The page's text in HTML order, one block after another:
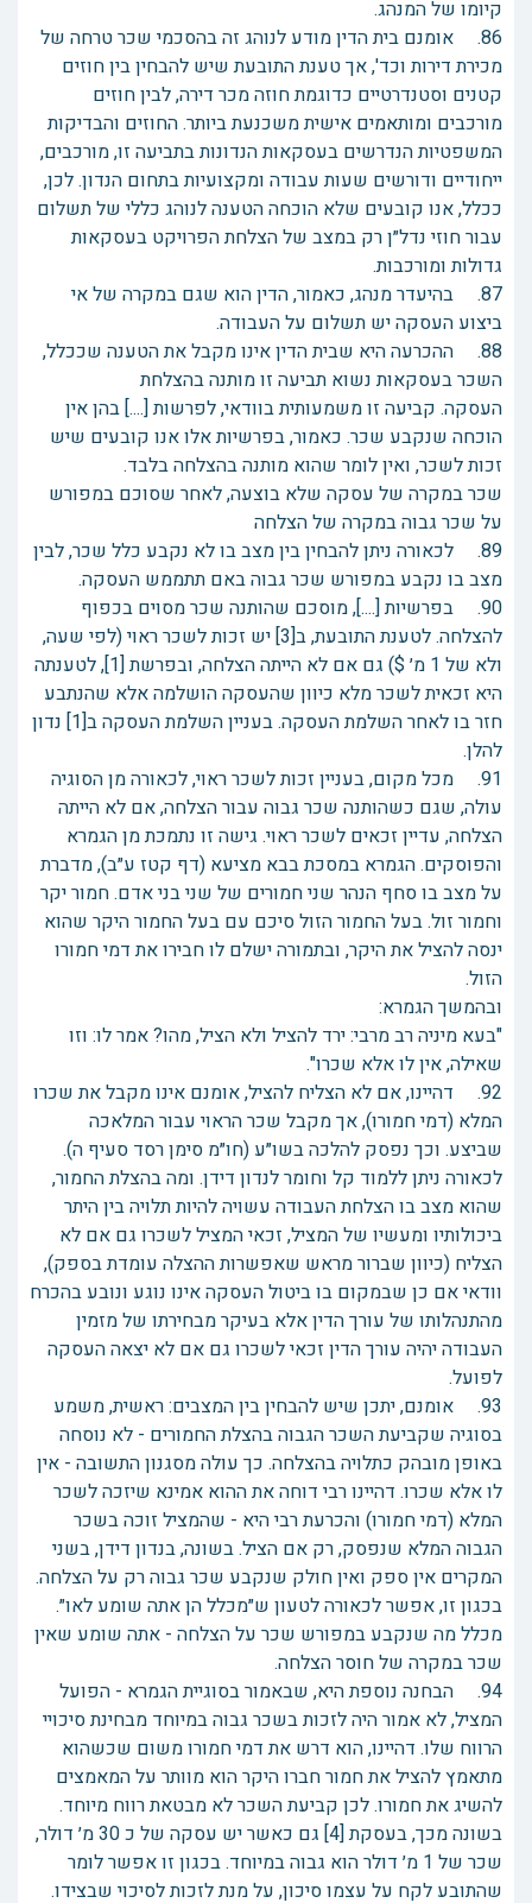
קיומו של המנהג.
86. אומנם בית הדין מודע לנוהג זה בהסכמי שכר טרחה של
מכירת דירות וכד', אך טענת התובעת שיש להבחין בין חוזים
קטנים וסטנדרטיים כדוגמת חוזה מכר דירה, לבין חוזים
מורכבים ומותאמים אישית משכנעת ביותר. החוזים והבדיקות
המשפטיות הנדרשים בעסקאות הנדונות בתביעה זו, מורכבים,
ייחודיים ודורשים שעות עבודה ומקצועיות בתחום הנדון. לכן,
ככלל, אנו קובעים שלא הוכחה הטענה לנוהג כללי של תשלום
עבור חוזי נדל״ן רק במצב של הצלחת הפרויקט בעסקאות
גדולות ומורכבות.
87. בהיעדר מנהג, כאמור, הדין הוא שגם במקרה של אי
ביצוע העסקה יש תשלום על העבודה.
88. ההכרעה היא שבית הדין אינו מקבל את הטענה שככלל,
השכר בעסקאות נשוא תביעה זו מותנה בהצלחת
העסקה. קביעה זו משמעותית בוודאי, לפרשות [....] בהן אין
הוכחה שנקבע שכר. כאמור, בפרשיות אלו אנו קובעים שיש
זכות לשכר, ואין לומר שהוא מותנה בהצלחה בלבד.
שכר במקרה של עסקה שלא בוצעה, לאחר שסוכם במפורש
על שכר גבוה במקרה של הצלחה
89. לכאורה ניתן להבחין בין מצב בו לא נקבע כלל שכר, לבין
מצב בו נקבע במפורש שכר גבוה באם תתממש העסקה.
90. בפרשיות [....], מוסכם שהותנה שכר מסוים בכפוף
להצלחה. לטענת התובעת, ב[3] יש זכות לשכר ראוי (לפי שעה,
ולא של 1 מ׳ $) גם אם לא הייתה הצלחה, ובפרשת [1], לטענתה
היא זכאית לשכר מלא כיוון שהעסקה הושלמה אלא שהנתבע
חזר בו לאחר השלמת העסקה. בעניין השלמת העסקה ב[1] נדון
להלן.
91. מכל מקום, בעניין זכות לשכר ראוי, לכאורה מן הסוגיה
עולה, שגם כשהותנה שכר גבוה עבור הצלחה, אם לא הייתה
הצלחה, עדיין זכאים לשכר ראוי. גישה זו נתמכת מן הגמרא
והפוסקים. הגמרא במסכת בבא מציעא (דף קטז ע״ב), מדברת
על מצב בו סחף הנהר שני חמורים של שני בני אדם. חמור יקר
וחמור זול. בעל החמור הזול סיכם עם בעל החמור היקר שהוא
ינסה להציל את היקר, ובתמורה ישלם לו חבירו את דמי חמורו
הזול.
ובהמשך הגמרא:
"בעא מיניה רב מרבי: ירד להציל ולא הציל, מהו? אמר לו: וזו
שאילה, אין לו אלא שכרו".
92. דהיינו, אם לא הצליח להציל, אומנם אינו מקבל את שכרו
המלא (דמי חמורו), אך מקבל שכר הראוי עבור המלאכה
שביצע. וכך נפסק להלכה בשו״ע (חו״מ סימן רסד סעיף ה).
לכאורה ניתן ללמוד קל וחומר לנדון דידן. ומה בהצלת החמור,
שהוא מצב בו הצלחת העבודה עשויה להיות תלויה בין היתר
ביכולותיו ומעשיו של המציל, זכאי המציל לשכרו גם אם לא
הצליח (כיוון שברור מראש שאפשרות ההצלה עומדת בספק),
וודאי אם כן שבמקום בו ביטול העסקה אינו נוגע ונובע בהכרח
מהתנהלותו של עורך הדין אלא בעיקר מבחירתו של מזמין
העבודה יהיה עורך הדין זכאי לשכרו גם אם לא יצאה העסקה
לפועל.
93. אומנם, יתכן שיש להבחין בין המצבים: ראשית, משמע
בסוגיה שקביעת השכר הגבוה בהצלת החמורים - לא נוסחה
באופן מובהק כתלויה בהצלחה. כך עולה מסגנון התשובה - אין
לו אלא שכרו. דהיינו רבי דוחה את ההוא אמינא שיזכה לשכר
המלא (דמי חמורו) והכרעת רבי היא - שהמציל זוכה בשכר
הגבוה המלא שנפסק, רק אם הציל. בשונה, בנדון דידן, בשני
המקרים אין ספק ואין חולק שנקבע שכר גבוה רק על הצלחה.
בכגון זו, אפשר לכאורה לטעון ש״מכלל הן אתה שומע לאו״.
מכלל מה שנקבע במפורש שכר על הצלחה - אתה שומע שאין
שכר במקרה של חוסר הצלחה.
94. הבחנה נוספת היא, שבאמור בסוגיית הגמרא - הפועל
המציל, לא אמור היה לזכות בשכר גבוה במיוחד מבחינת סיכויי
הרווח שלו. דהיינו, הוא דרש את דמי חמורו משום שכשהוא
מתאמץ להציל את חמור חברו היקר הוא מוותר על המאמצים
להשיג את חמורו. לכן קביעת השכר לא מבטאת רווח מיוחד.
בשונה מכך, בעסקת [4] גם כאשר יש עסקה של כ 30 מ׳ דולר,
שכר של 1 מ׳ דולר הוא גבוה במיוחד. בכגון זו אפשר לומר
שהתובע לקח על עצמו סיכון, על מנת לזכות לסיכוי שבצידו.